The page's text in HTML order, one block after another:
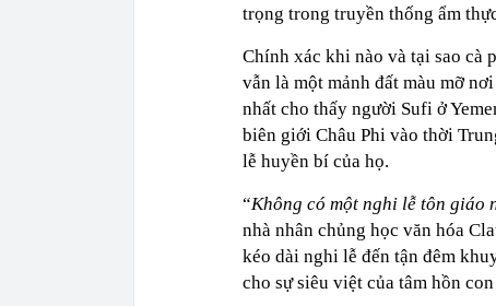
trọng trong truyền thống ẩm
Chính xác khi nào và tại sao cà
vẫn là một mảnh đất màu mỡ
nhất cho thấy người Sufi ở
biên giới Châu Phi vào thời
lễ huyền bí của họ.
“Không có một nghi lễ tôn giáo
nhà nhân chủng học văn hóa
kéo dài nghi lễ đến tận đêm
cho sự siêu việt của tâm hồn